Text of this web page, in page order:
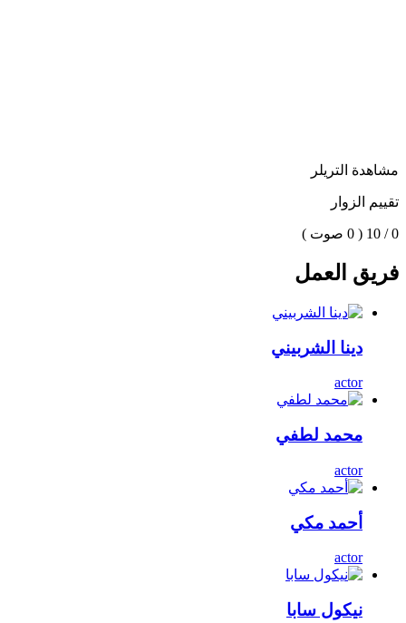
مشاهدة التريلر
تقييم الزوار
0 / 10 ( 0 صوت )
فريق العمل
دينا الشربيني
actor
محمد لطفي
actor
أحمد مكي
actor
نيكول سابا